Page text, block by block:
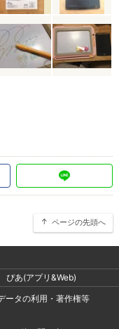
ページの先頭へ
ぴあ(アプリ&Web)
ータの利用・著作権等